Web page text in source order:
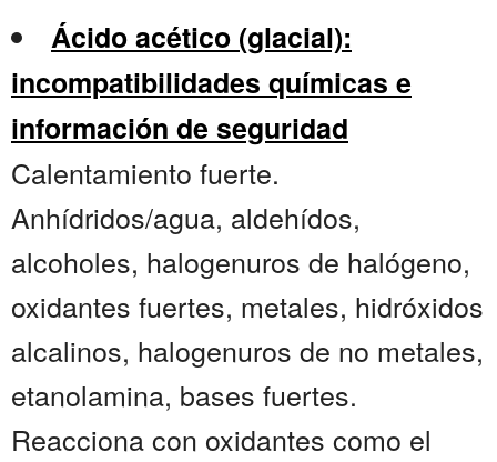
Ácido acético (glacial):
incompatibilidades químicas e
información de seguridad
Calentamiento fuerte.
Anhídridos/agua, aldehídos,
alcoholes, halogenuros de halógeno,
oxidantes fuertes, metales, hidróxidos
alcalinos, halogenuros de no metales,
etanolamina, bases fuertes.
Reacciona con oxidantes como el